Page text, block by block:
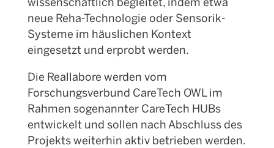
neue Reha-Technologie oder Sensorik-
Systeme im häuslichen Kontext
eingesetzt und erprobt werden.
Die Reallabore werden vom
Forschungsverbund CareTech OWL im
Rahmen sogenannter CareTech HUBs
entwickelt und sollen nach Abschluss des
Projekts weiterhin aktiv betrieben werden.